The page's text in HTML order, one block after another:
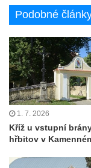
Kříže ve
Kříž na
Frýdlantu
Centrální kříž
Kříž u koryta
Kříž na
Kříž poblíž
Kříž u kaple
Kříž na
Podobné
1. 7. 2026
Kříž u vstupní
hřbitov v